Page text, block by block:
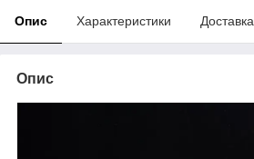
Опис Характеристики Доставка
Опис